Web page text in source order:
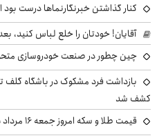
کنار گذاشتن خبرنگارنماها درست
آقایان! خودتان را خلع لباس کنید،
چین چطور در صنعت خودروسازی
بازداشت فرد مشکوک در باشگاه گلف
کشف شد
قیمت طلا و سکه امروز جمعه ۱۶ مرداد ۱۴۰۵ +جدول